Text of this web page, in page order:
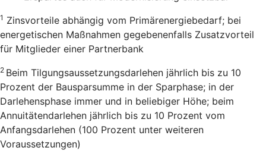
1 Zinsvorteile abhängig vom Primärenergiebedarf; bei
energetischen Maßnahmen gegebenenfalls Zusatzvorteil
für Mitglieder einer Partnerbank
2 Beim Tilgungsaussetzungsdarlehen jährlich bis zu 10
Prozent der Bausparsumme in der Sparphase; in der
Darlehensphase immer und in beliebiger Höhe; beim
Annuitätendarlehen jährlich bis zu 10 Prozent vom
Anfangsdarlehen (100 Prozent unter weiteren
Voraussetzungen)